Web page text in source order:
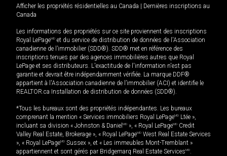
Afficher les propriétés résidentielles au Canada
Dernières inscriptions au
Canada
Les informations des propriétés sur ce site proviennent des inscriptions
Royal LePageMD et du service de distribution de données de l'Association
canadienne de l’immobilier (SDD®). SDD® met en référence des
inscriptions tenues par des agences immobilières autres que Royal
LePage et ses distributeurs. L'exactitude de l'information n'est pas
garantie et devrait être indépendamment vérifiée. La marque DDF®
appartient à l'Association canadienne de l’immobilier (ACI) et identifie le
REALTOR.ca Installation de distribution de données (SDD®).
*Tous les bureaux sont des propriétés indépendantes. Les bureaux
comprenant la mention « Services immobiliers Royal LePageMD Ltée »,
incluant sa division « Johnston & Daniel MD », « Royal LePageMD Credit
Valley Real Estate, Brokerage », « Royal LePageMD West Real Estate Services
», « Royal LePageMD Sussex », et « Les immeubles Mont-Tremblant »
appartiennent et sont gérés par Bridgemarq Real Estate ServicesMD.